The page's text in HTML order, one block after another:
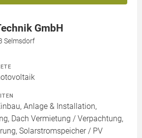
GmbH
Selmsdorf
Anlage & Installation,
Dach Vermietung / Verpachtung,
Solarstromspeicher / PV